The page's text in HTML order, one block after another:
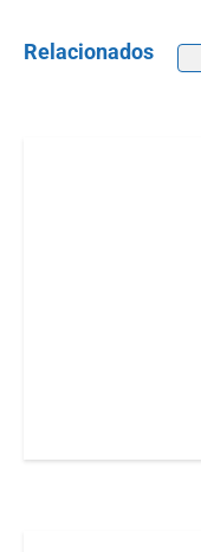
Relacionados